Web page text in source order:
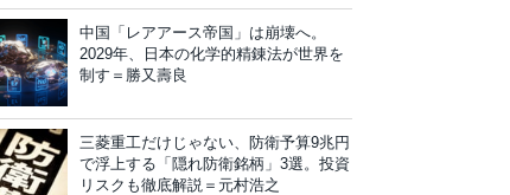
中国「レアアース帝国」は崩壊へ。
2029年、日本の化学的精錬法が世界を
制す＝勝又壽良
三菱重工だけじゃない、防衛予算9兆円
で浮上する「隠れ防衛銘柄」3選。投資
リスクも徹底解説＝元村浩之